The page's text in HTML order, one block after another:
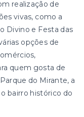
realização de
vivas, como a
Divino e Festa das
opções de
quem gosta de
do Mirante, a
bairro histórico do